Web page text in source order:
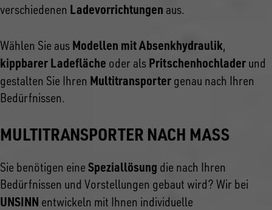
verschiedenen Ladevorrichtungen aus.
Wählen Sie aus Modellen mit Absenkhydraulik,
kippbarer Ladefläche oder als Pritschenhochlader und
gestalten Sie Ihren Multitransporter genau nach Ihren
Bedürfnissen.
MULTITRANSPORTER NACH MASS
Sie benötigen eine Speziallösung die nach Ihren
Bedürfnissen und Vorstellungen gebaut wird? Wir bei
UNSINN entwickeln mit Ihnen individuelle